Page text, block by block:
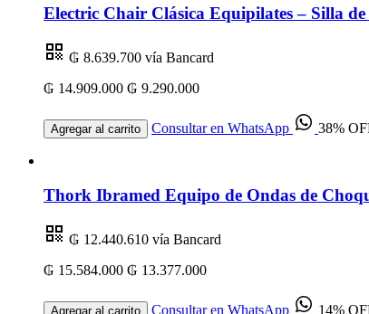
Electric Chair Clásica Equipilates – Silla de
₲ 8.639.700 vía Bancard
₲ 14.909.000 ₲ 9.290.000
Agregar al carrito Consultar en WhatsApp 38%
Thork Ibramed Equipo de Ondas de
₲ 12.440.610 vía Bancard
₲ 15.584.000 ₲ 13.377.000
Agregar al carrito Consultar en WhatsApp 14%